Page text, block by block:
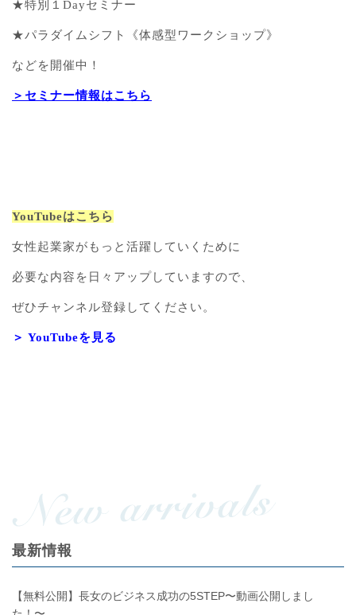
★特別１Dayセミナー
★パラダイムシフト《体感型ワークショップ》
などを開催中！
＞セミナー情報はこちら
YouTubeはこちら
女性起業家がもっと活躍していくために
必要な内容を日々アップしていますので、
ぜひチャンネル登録してください。
＞ YouTubeを見る
最新情報
【無料公開】長女のビジネス成功の5STEP〜動画公開しまし